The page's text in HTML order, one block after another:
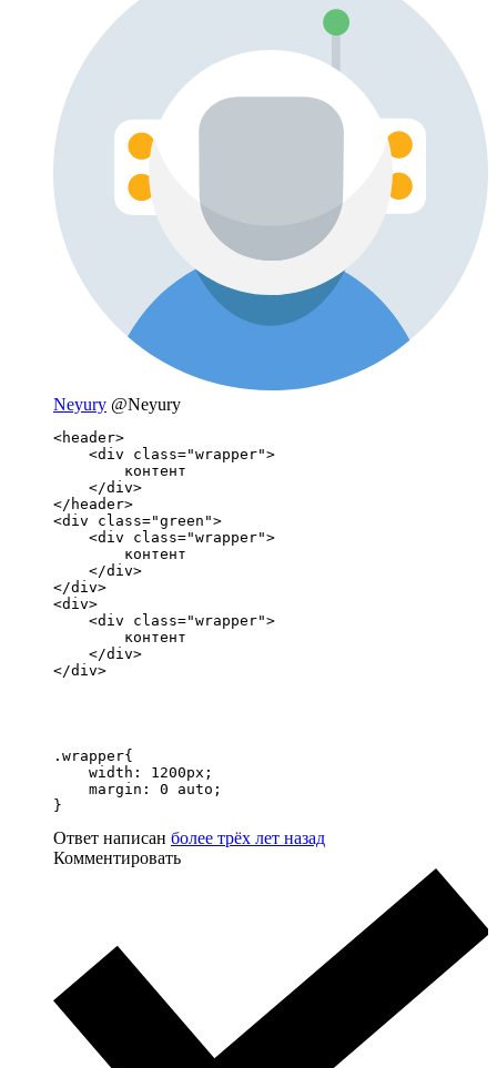
Neyury @Neyury
<header>
    <div class="wrapper">
        контент
    </div>
</header>
<div class="green">
    <div class="wrapper">
        контент
    </div>
</div>
<div>
    <div class="wrapper">
        контент
    </div>
</div>
.wrapper{
    width: 1200px;
    margin: 0 auto;
}
Ответ написан более трёх лет назад
Комментировать